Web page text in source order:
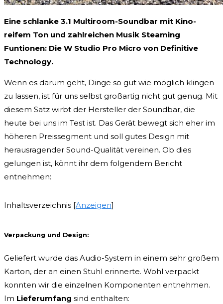
Eine schlanke 3.1 Multiroom-Soundbar mit Kino-
reifem Ton und zahlreichen Musik Steaming
Funtionen: Die W Studio Pro Micro von Definitive
Technology.
Wenn es darum geht, Dinge so gut wie möglich klingen
zu lassen, ist für uns selbst großartig nicht gut genug. Mit
diesem Satz wirbt der Hersteller der Soundbar, die
heute bei uns im Test ist. Das Gerät bewegt sich eher im
höheren Preissegment und soll gutes Design mit
herausragender Sound-Qualität vereinen. Ob dies
gelungen ist, könnt ihr dem folgendem Bericht
entnehmen:
Inhaltsverzeichnis [Anzeigen]
Verpackung und Design:
Geliefert wurde das Audio-System in einem sehr großem
Karton, der an einen Stuhl erinnerte. Wohl verpackt
konnten wir die einzelnen Komponenten entnehmen.
Im Lieferumfang sind enthalten: